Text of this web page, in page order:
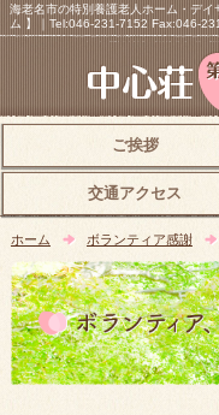
海老名市の特別養護老人ホーム・デ
ム 】｜Tel:046-231-7152 Fax:046-
ご挨拶
交通アクセス
ホーム ボランティア感謝